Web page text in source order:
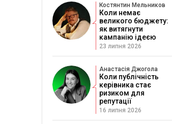
Костянтин Мельников
Коли немає
великого бюджету:
як витягнути
кампанію ідеєю
23 липня 2026
Анастасія Джогола
Коли публічність
керівника стає
ризиком для
репутації
16 липня 2026